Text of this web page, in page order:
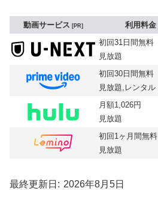
動画サービス PR 利用料金
初回31日間無料
見放題
初回30日間無料
見放題,レンタル
月額1,026円
見放題
初回1ヶ月間無料
見放題
最終更新日 2026年8月5日